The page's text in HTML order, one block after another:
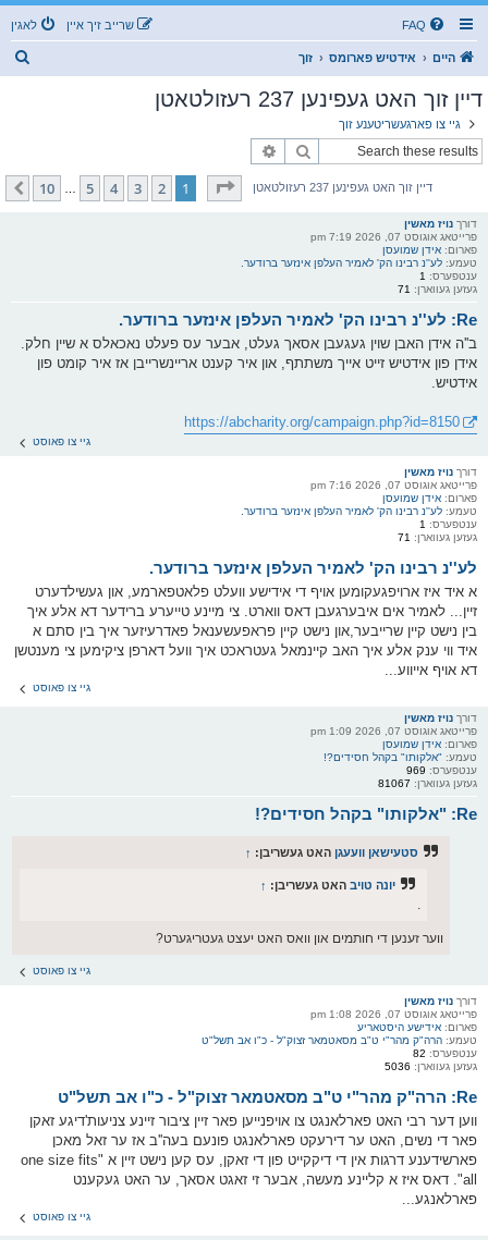
FAQ לאגין שרייב זיך איין
היים אידטיש פארומס זוך
דיין זוך האט געפינען 237 רעזולטאטן
גיי צו פארגעשריטענע זוך
זוך
דיין זוך האט געפינען 237 רעזולטאטן בלאט1 פון10
1
2
3
4
5
10
קומענדיגע
דורך נויז מאשין
פרייטאג אוגוסט 07, 2026 7:19 pm
פארום: אידן שמועסן
טעמע: לע''נ רבינו הק' לאמיר העלפן אינזער ברודער.
ענטפערס: 1
געזען געווארן: 71
Re: לע''נ רבינו הק' לאמיר העלפן אינזער ברודער.
ב''ה אידן האבן שוין געגעבן אסאך געלט, אבער עס פעלט נאכאלס א שיין חלק.
אידן פון אידטיש זייט אייך משתתף, און איר קענט אריינשרייבן אז איר קומט פון
אידטיש.
https://abcharity.org/campaign.php?id=8150
גיי צו פאוסט
דורך נויז מאשין
פרייטאג אוגוסט 07, 2026 7:16 pm
פארום: אידן שמועסן
טעמע: לע''נ רבינו הק' לאמיר העלפן אינזער ברודער.
ענטפערס: 1
געזען געווארן: 71
לע''נ רבינו הק' לאמיר העלפן אינזער ברודער.
א איד איז ארויפגעקומען אויף די אידישע וועלט פלאטפארמע, און געשילדערט
זיין... לאמיר אים איבערגעבן דאס ווארט. צי מיינע טייערע ברידער דא אלע איך
בין נישט קיין שרייבער,און נישט קיין פראפעשענאל פאדרעיזער איך בין סתם א
איד ווי ענק אלע איך האב קיינמאל געטראכט איך וועל דארפן ציקימען צי מענטשן
דא אויף אייווע...
גיי צו פאוסט
דורך נויז מאשין
פרייטאג אוגוסט 07, 2026 1:09 pm
פארום: אידן שמועסן
טעמע: "אלקותו" בקהל חסידים?!
ענטפערס: 969
געזען געווארן: 81067
Re: "אלקותו" בקהל חסידים?!
סטעישאן וועעגן האט געשריבן: ↑
יונה טויב האט געשריבן: ↑
.
ווער זענען די חותמים און וואס האט יעצט געטריגערט?
גיי צו פאוסט
דורך נויז מאשין
פרייטאג אוגוסט 07, 2026 1:08 pm
פארום: אידישע היסטאריע
טעמע: הרה"ק מהר"י ט"ב מסאטמאר זצוק"ל - כ"ו אב תשל"ט
ענטפערס: 82
געזען געווארן: 5036
Re: הרה"ק מהר"י ט"ב מסאטמאר זצוק"ל - כ"ו אב תשל"ט
ווען דער רבי האט פארלאנגט צו אויפנייען פאר זיין ציבור זיינע צניעות'דיגע זאקן
פאר די נשים, האט ער דירעקט פארלאנגט פונעם בעה''ב אז ער זאל מאכן
פארשידענע דרגות אין די דיקקייט פון די זאקן, עס קען נישט זיין א "one size fits
all". דאס איז א קליינע מעשה, אבער זי זאגט אסאך, ער האט געקענט
פארלאנגע...
גיי צו פאוסט